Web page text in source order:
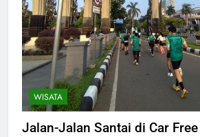
WISATA
Jalan-Jalan Santai di Car